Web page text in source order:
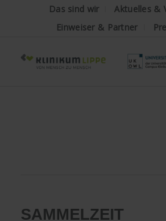
Das sind wir
Aktuelles &
Einweiser & Partner
SAMMELZEIT